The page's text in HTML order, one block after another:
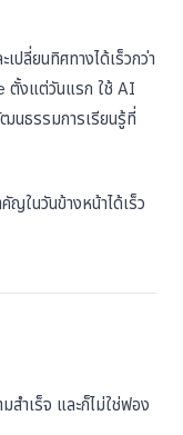
ลี่ยนทิศทางได้เร็วกว่า
ตั้งแต่วันแรก ใช้ AI
ฒนธรรมการเรียนรู้ที่
ญในวันข้างหน้าได้เร็ว
สำเร็จ และก็ไม่ใช่ฟอง